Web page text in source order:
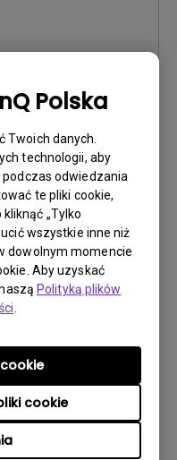
Polska
Twoich danych.
technologii, aby
odwiedzania
te pliki cookie,
„Tylko
wszystkie inne niż
dowolnym momencie
Aby uzyskać
Polityką plików
cookie